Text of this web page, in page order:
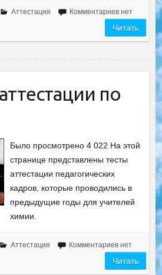
Аттестация Комментариев нет
Читать
по
Было просмотрено 4 022 На этой
странице представлены тесты
аттестации педагогических
кадров, которые проводились в
предыдущие годы для учителей
химии.
Аттестация Комментариев нет
Читать